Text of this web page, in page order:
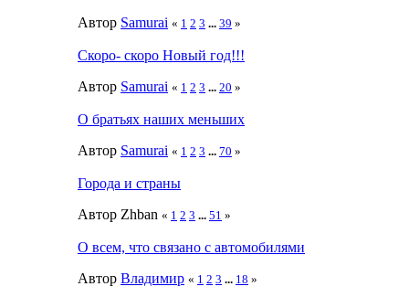
Автор Samurai « 1 2 3 ... 39 »
Скоро- скоро Новый год!!!
Автор Samurai « 1 2 3 ... 20 »
О братьях наших меньших
Автор Samurai « 1 2 3 ... 70 »
Города и страны
Автор Zhban « 1 2 3 ... 51 »
О всем, что связано с автомобилями
Автор Влaдимир « 1 2 3 ... 18 »